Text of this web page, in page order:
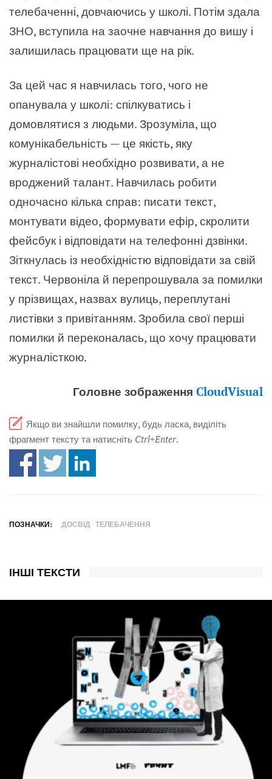
телебаченні, довчаючись у школі. Потім здала
ЗНО, вступила на заочне навчання до вишу і
залишилась працювати ще на рік.
За цей час я навчилась того, чого не
опанувала у школі: спілкуватись і
домовлятися з людьми. Зрозуміла, що
комунікабельність — це якість, яку
журналістові необхідно розвивати, а не
вроджений талант. Навчилась робити
одночасно кілька справ: писати текст,
монтувати відео, формувати ефір, скролити
фейсбук і відповідати на телефонні дзвінки.
Зіткнулась із необхідністю відповідати за свій
текст. Червоніла й перепрошувала за помилки
у прізвищах, назвах вулиць, переплутані
листівки з привітанням. Зробила свої перші
помилки й переконалась, що хочу працювати
журналісткою.
Головне зображення CloudVisual
Якщо ви знайшли помилку, будь ласка, виділіть
фрагмент тексту та натисніть Ctrl+Enter.
ПОЗНАЧКИ: ДОСВІД ТЕЛЕБАЧЕННЯ
ІНШІ ТЕКСТИ